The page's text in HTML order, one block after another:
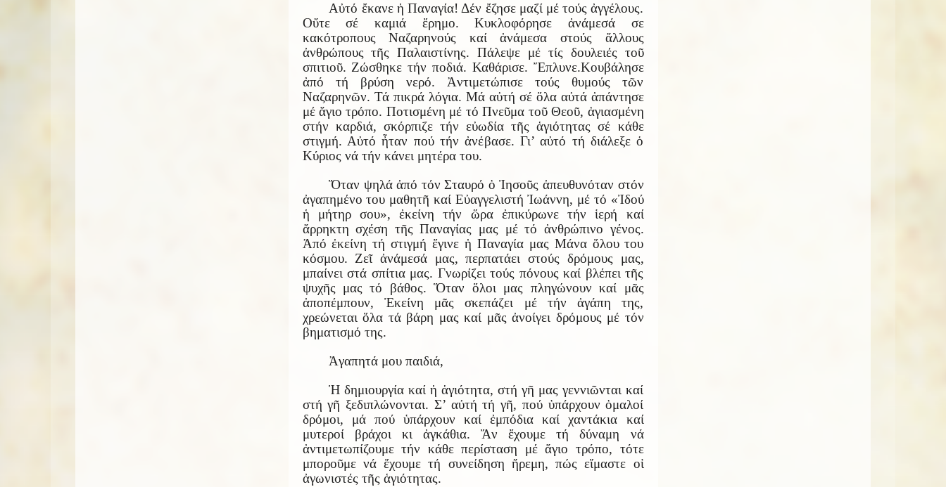
Αὐτό ἔκανε ἡ Παναγία! Δέν ἔζησε μαζί μέ τούς ἀγγέλους.
Οὔτε σέ καμιά ἔρημο. Κυκλοφόρησε ἀνάμεσά σε
κακότροπους Ναζαρηνούς καί ἀνάμεσα στούς ἄλλους
ἀνθρώπους τῆς Παλαιστίνης. Πάλεψε μέ τίς δουλειές τοῦ
σπιτιοῦ. Ζώσθηκε τήν ποδιά. Καθάρισε. Ἔπλυνε.Κουβάλησε
ἀπό τή βρύση νερό. Ἀντιμετώπισε τούς θυμούς τῶν
Ναζαρηνῶν. Τά πικρά λόγια. Μά αὐτή σέ ὅλα αὐτά ἀπάντησε
μέ ἅγιο τρόπο. Ποτισμένη μέ τό Πνεῦμα τοῦ Θεοῦ, ἁγιασμένη
στήν καρδιά, σκόρπιζε τήν εὐωδία τῆς ἁγιότητας σέ κάθε
στιγμή. Αὐτό ἦταν πού τήν ἀνέβασε. Γι’ αὐτό τή διάλεξε ὁ
Κύριος νά τήν κάνει μητέρα του.
Ὅταν ψηλά ἀπό τόν Σταυρό ὁ Ἰησοῦς ἀπευθυνόταν στόν
ἀγαπημένο του μαθητῆ καί Εὐαγγελιστή Ἰωάννη, μέ τό «Ἰδού
ἡ μήτηρ σου», ἐκείνη τήν ὥρα ἐπικύρωνε τήν ἱερή καί
ἄρρηκτη σχέση τῆς Παναγίας μας μέ τό ἀνθρώπινο γένος.
Ἀπό ἐκείνη τή στιγμή ἔγινε ἡ Παναγία μας Μάνα ὅλου του
κόσμου. Ζεῖ ἀνάμεσά μας, περπατάει στούς δρόμους μας,
μπαίνει στά σπίτια μας. Γνωρίζει τούς πόνους καί βλέπει τῆς
ψυχῆς μας τό βάθος. Ὅταν ὅλοι μας πληγώνουν καί μᾶς
ἀποπέμπουν, Ἐκείνη μᾶς σκεπάζει μέ τήν ἀγάπη της,
χρεώνεται ὅλα τά βάρη μας καί μᾶς ἀνοίγει δρόμους μέ τόν
βηματισμό της.
Ἀγαπητά μου παιδιά,
Ἡ δημιουργία καί ἡ ἁγιότητα, στή γῆ μας γεννιῶνται καί
στή γῆ ξεδιπλώνονται. Σ’ αὐτή τή γῆ, πού ὑπάρχουν ὁμαλοί
δρόμοι, μά πού ὑπάρχουν καί ἐμπόδια καί χαντάκια καί
μυτεροί βράχοι κι ἀγκάθια. Ἄν ἔχουμε τή δύναμη νά
ἀντιμετωπίζουμε τήν κάθε περίσταση μέ ἅγιο τρόπο, τότε
μποροῦμε νά ἔχουμε τή συνείδηση ἤρεμη, πώς εἴμαστε οἱ
ἀγωνιστές τῆς ἁγιότητας.